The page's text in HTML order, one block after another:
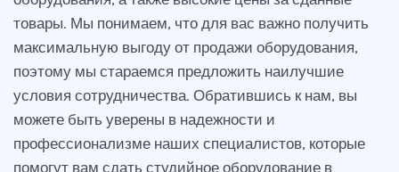
товары. Мы понимаем, что для вас важно получить
максимальную выгоду от продажи оборудования,
поэтому мы стараемся предложить наилучшие
условия сотрудничества. Обратившись к нам, вы
можете быть уверены в надежности и
профессионализме наших специалистов, которые
помогут вам сдать студийное оборудование в